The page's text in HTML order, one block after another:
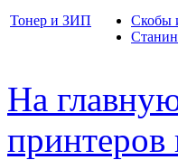
Тонер и ЗИП
Скобы
На